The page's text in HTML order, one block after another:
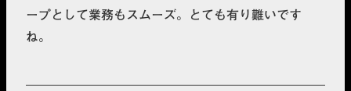
ープとして業務もスムーズ。とても有り難いです
ね。